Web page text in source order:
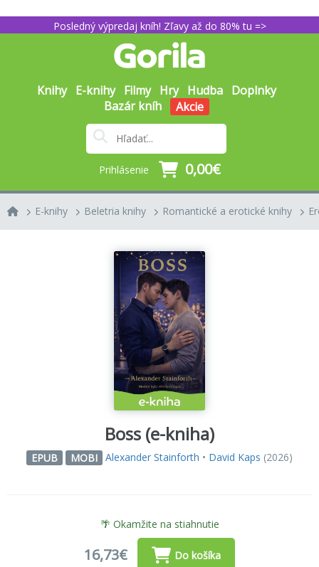
Posledný výpredaj kníh! Zľavy až do 80% tu =>
Knihy E-knihy Filmy Hry Hudba Doplnky
Bazár kníh
Akcie
Prihlásenie 0,00€
E-knihy Beletria knihy Romantické a erotické knihy
Boss (e-kniha)
EPUB MOBI Alexander Stainforth • David Kaps (2026)
🌴 Okamžite na stiahnutie
16,73€ Do košíka